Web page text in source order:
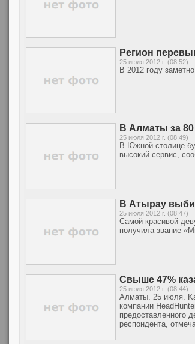
Регион
25 июля 2012 г. (08:52)
В 2012 году
В Алматы за
25 июля 2012 г. (08:49)
В Южной столице
высокий сервис,
В Атырау
25 июля 2012 г. (08:47)
Самой красивой
получила звание
Свыше 47%
25 июля 2012 г. (08:44)
Алматы. 25 июля.
компании
предоставленного
респондента,